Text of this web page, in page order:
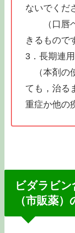
ないでくだ
（口唇ヘ
きるもので
3．長期連
（本剤の
ても，治る
重症か他の
ビダラビ
（市販薬